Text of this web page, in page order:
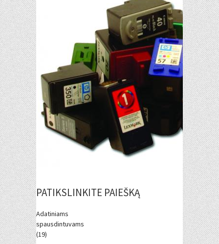
PATIKSLINKITE PAIEŠKĄ
Adatiniams
spausdintuvams
(19)